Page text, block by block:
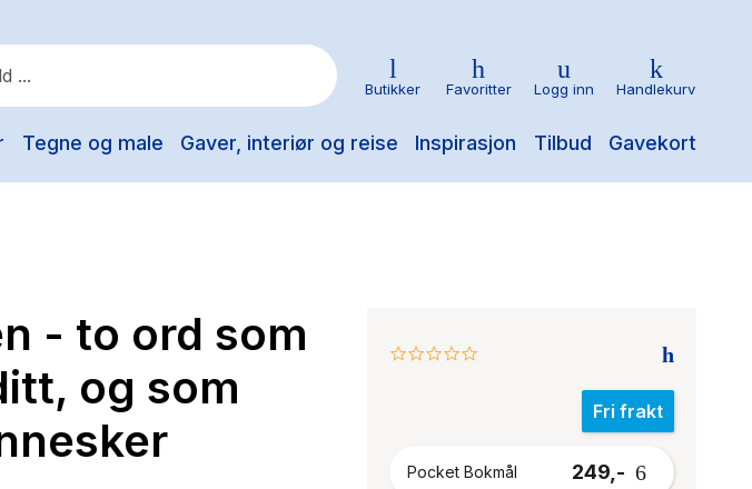
Tegne og male Gaver, interiør og reise Inspirasjon Tilbud Gavekort
Butikker Favoritter Logg inn Handlekurv
- to ord som
og som
0.0
Fri frakt
Pocket Bokmål 249,-